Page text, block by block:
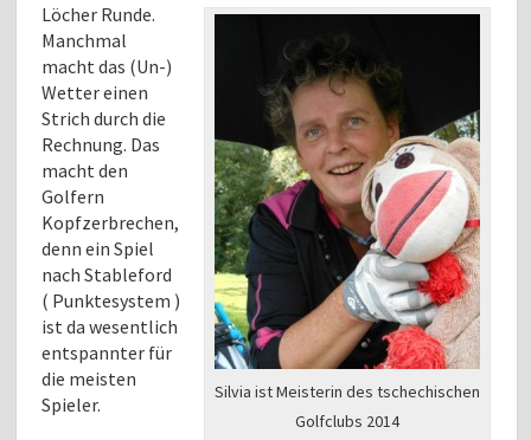
Silvia ist Meisterin des tschechischen
Golfclubs 2014
Löcher Runde.
Manchmal
macht das (Un-)
Wetter einen
Strich durch die
Rechnung. Das
macht den
Golfern
Kopfzerbrechen,
denn ein Spiel
nach Stableford
( Punktesystem )
ist da wesentlich
entspannter für
die meisten
Spieler.